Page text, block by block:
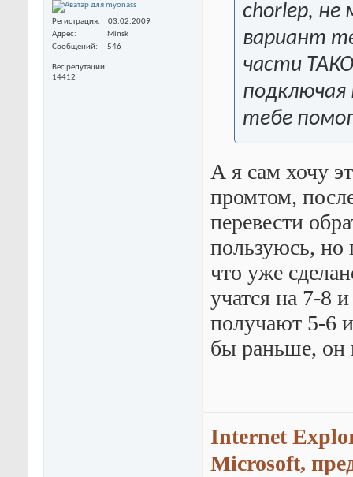
Регистрация
03.02.2009
Адрес
Minsk
Сообщений
546
Вес репутации
14412
chorlep, не
вариант
части
подключая
тебе
А я сам хочу
промтом,
перевести
пользуюсь, но
что уже
учатся на 7-8
получают 5-6
бы раньше, он
Internet
Microsoft,